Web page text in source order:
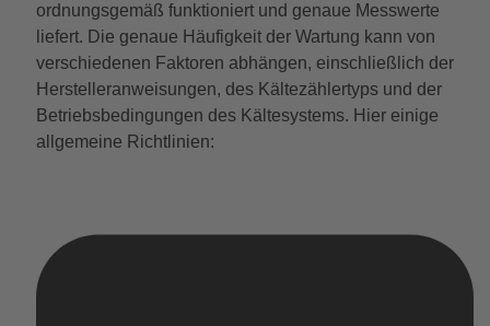
ordnungsgemäß funktioniert und genaue Messwerte
liefert. Die genaue Häufigkeit der Wartung kann von
verschiedenen Faktoren abhängen, einschließlich der
Herstelleranweisungen, des Kältezählertyps und der
Betriebsbedingungen des Kältesystems. Hier einige
allgemeine Richtlinien: